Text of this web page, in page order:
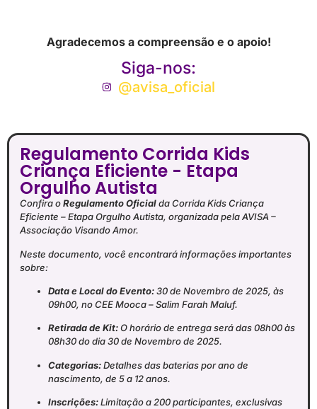
Agradecemos a compreensão e o apoio!
Siga-nos:
@avisa_oficial
Regulamento Corrida Kids
Criança Eficiente - Etapa
Orgulho Autista
Confira oRegulamento Oficialda Corrida Kids Criança
Eficiente – Etapa Orgulho Autista, organizada pela AVISA –
Associação Visando Amor.
Neste documento, você encontrará informações importantes
sobre:
Data e Local do Evento:30 de Novembro de 2025, às
09h00, no CEE Mooca – Salim Farah Maluf.
Retirada de Kit:O horário de entrega será das 08h00 às
08h30 do dia 30 de Novembro de 2025.
Categorias:Detalhes das baterias por ano de
nascimento, de 5 a 12 anos.
Inscrições:Limitação a 200 participantes, exclusivas